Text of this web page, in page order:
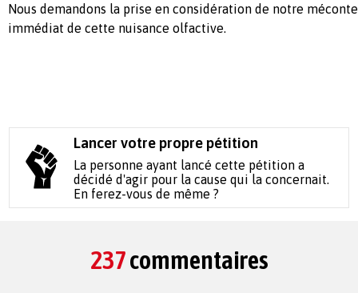
Nous demandons la prise en considération de notre
immédiat de cette nuisance olfactive.
Lancer votre propre pétition
La personne ayant lancé cette pétition a
décidé d'agir pour la cause qui la concernait.
En ferez-vous de même ?
237commentaires